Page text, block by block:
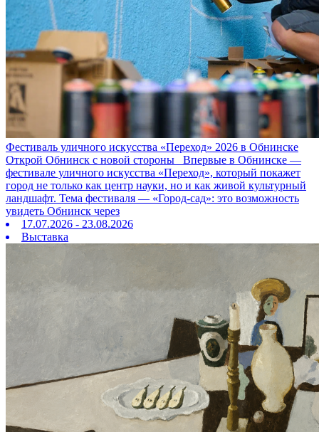
Фестиваль уличного искусства «Переход» 2026 в Обнинске
Открой Обнинск с новой стороны Впервые в Обнинске —
фестивале уличного искусства «Переход», который покажет
город не только как центр науки, но и как живой культурный
ландшафт. Тема фестиваля — «Город‑сад»: это возможность
увидеть Обнинск через
17.07.2026 - 23.08.2026
Выставка